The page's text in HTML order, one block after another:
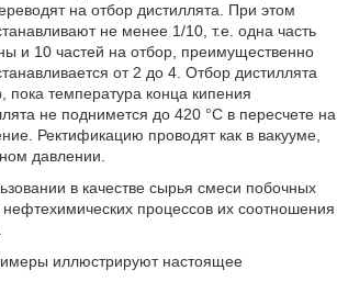
на отбор дистиллята. При этом
не менее 1/10, т.е. одна часть
и 10 частей на отбор, преимущественно
от 2 до 4. Отбор дистиллята
пока температура конца кипения
не поднимется до 420 °С в пересчете на
Ректификацию проводят как в вакууме,
давлении.
в качестве сырья смеси побочных
процессов их соотношения
иллюстрируют настоящее